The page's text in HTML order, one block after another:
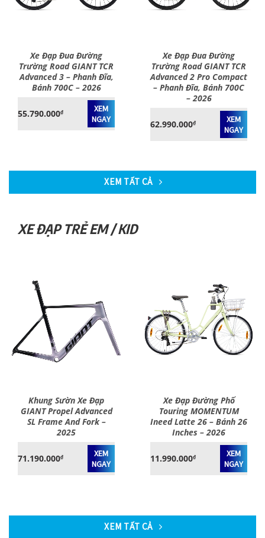
Xe Đạp Đua Đường
Trường Road GIANT TCR
Advanced 3 – Phanh Đĩa,
Bánh 700C – 2026
55.790.000₫
XEM
NGAY
Xe Đạp Đua Đường
Trường Road GIANT TCR
Advanced 2 Pro Compact
– Phanh Đĩa, Bánh 700C
– 2026
62.990.000₫
XEM
NGAY
XEM TẤT CẢ
XE ĐẠP TRẺ EM / KID
Khung Sườn Xe Đạp
GIANT Propel Advanced
SL Frame And Fork –
2025
71.190.000₫
XEM
NGAY
Xe Đạp Đường Phố
Touring MOMENTUM
Ineed Latte 26 – Bánh 26
Inches – 2026
11.990.000₫
XEM
NGAY
XEM TẤT CẢ